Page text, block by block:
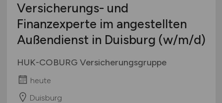
Versicherungs- und
Finanzexperte im angestellten
Außendienst in Duisburg (w/m/d)
HUK-COBURG Versicherungsgruppe
heute
Duisburg